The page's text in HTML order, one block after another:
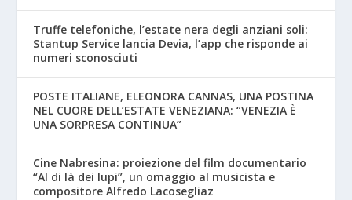
Truffe telefoniche, l’estate nera degli anziani soli:
Stantup Service lancia Devia, l’app che risponde ai
numeri sconosciuti
POSTE ITALIANE, ELEONORA CANNAS, UNA POSTINA
NEL CUORE DELL’ESTATE VENEZIANA: “VENEZIA È
UNA SORPRESA CONTINUA”
Cine Nabresina: proiezione del film documentario
“Al di là dei lupi”, un omaggio al musicista e
compositore Alfredo Lacosegliaz